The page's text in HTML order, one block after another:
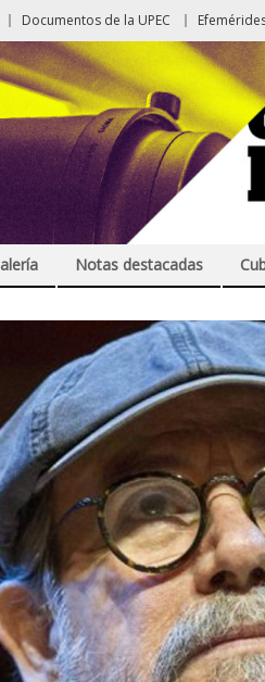
Documentos de la UPEC
Notas destacadas